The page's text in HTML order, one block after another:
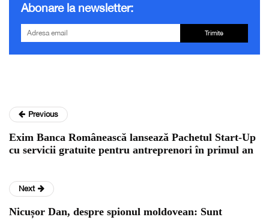
Abonare la newsletter:
Trimite
Previous
Exim Banca Românească lansează Pachetul Start-Up
cu servicii gratuite pentru antreprenori în primul an
Next
Nicușor Dan, despre spionul moldovean: Sunt